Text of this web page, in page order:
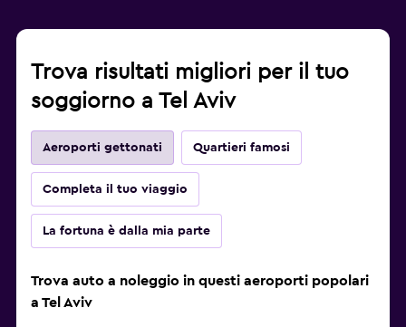
Trova risultati migliori per il tuo
soggiorno a Tel Aviv
Aeroporti gettonati Quartieri famosi
Completa il tuo viaggio
La fortuna è dalla mia parte
Trova auto a noleggio in questi aeroporti popolari
a Tel Aviv